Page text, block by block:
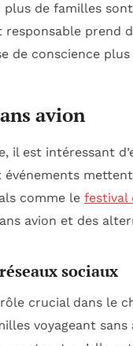
plus de familles
prend
de conscience
avion
il est intéressant
événements
comme le festival
avion et des
sociaux
crucial dans le
voyageant